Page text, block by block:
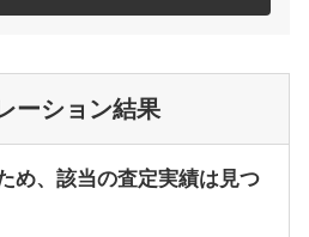
ーション結果
め、該当の査定実績は見つ